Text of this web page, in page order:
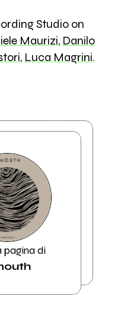
Studio on
Maurizi, Danilo
, Luca Magrini.
pagina di